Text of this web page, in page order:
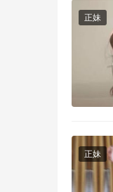
正妹
正妹